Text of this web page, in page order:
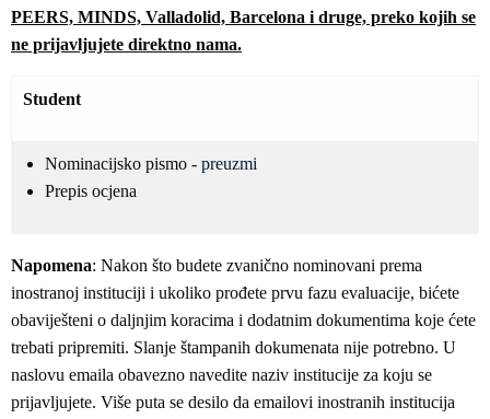
PEERS, MINDS, Valladolid, Barcelona i druge, preko kojih se
ne prijavljujete direktno nama.
Student
Nominacijsko pismo - preuzmi
Prepis ocjena
Napomena: Nakon što budete zvanično nominovani prema
inostranoj instituciji i ukoliko prođete prvu fazu evaluacije, bićete
obaviješteni o daljnjim koracima i dodatnim dokumentima koje ćete
trebati pripremiti. Slanje štampanih dokumenata nije potrebno. U
naslovu emaila obavezno navedite naziv institucije za koju se
prijavljujete. Više puta se desilo da emailovi inostranih institucija